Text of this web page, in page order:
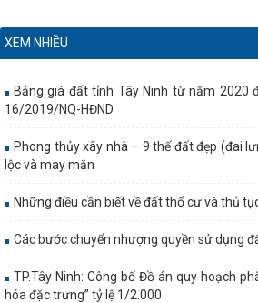
XEM NHIỀU
Bảng giá đất tỉnh Tây Ninh từ năm 2020
16/2019/NQ-HĐND
Phong thủy xây nhà – 9 thế đất đẹp (đai
lộc và may mắn
Những điều cần biết về đất thổ cư và thủ
Các bước chuyển nhượng quyền sử dụng
TP.Tây Ninh: Công bố Đồ án quy hoạch
hóa đặc trưng” tỷ lệ 1/2.000